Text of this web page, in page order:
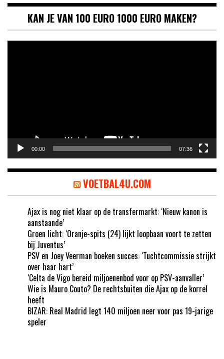
KAN JE VAN 100 EURO 1000 EURO MAKEN?
00:00 07:36
VOETBAL4U.COM
Ajax is nog niet klaar op de transfermarkt: ‘Nieuw kanon is
aanstaande’
Groen licht: ‘Oranje-spits (24) lijkt loopbaan voort te zetten
bij Juventus’
PSV en Joey Veerman boeken succes: ‘Tuchtcommissie strijkt
over haar hart’
‘Celta de Vigo bereid miljoenenbod voor op PSV-aanvaller’
Wie is Mauro Couto? De rechtsbuiten die Ajax op de korrel
heeft
BIZAR: Real Madrid legt 140 miljoen neer voor pas 19-jarige
speler